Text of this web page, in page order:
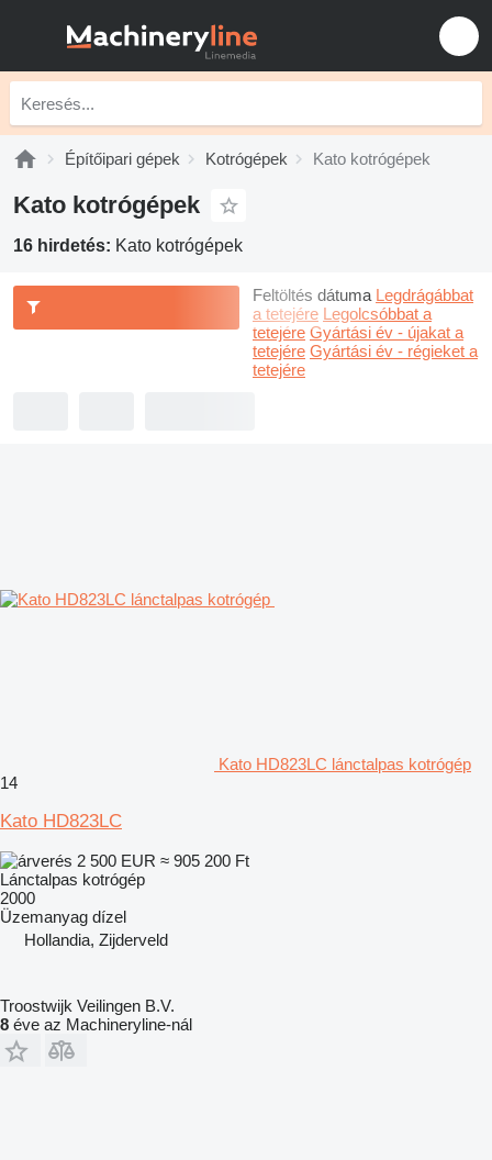
Építőipari gépek Kotrógépek Kato kotrógépek
Kato kotrógépek
16 hirdetés: Kato kotrógépek
Feltöltés dátuma Legdrágábbat
a tetejére Legolcsóbbat a
tetejére Gyártási év - újakat a
tetejére Gyártási év - régieket a
tetejére
Kato HD823LC lánctalpas kotrógép
14
Kato HD823LC
2 500 EUR ≈ 905 200 Ft
Lánctalpas kotrógép
2000
Üzemanyag dízel
Hollandia, Zijderveld
Troostwijk Veilingen B.V.
8 éve az Machineryline-nál